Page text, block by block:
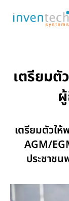
เตรียมตั
เตรียมตัวให้
AGM/
ประชาชน